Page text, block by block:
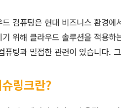
드 컴퓨팅은 현대 비즈니스 환경
기 위해 클라우드 솔루션을 적용하
퓨팅과 밀접한 관련이 있습니다.
링크란?